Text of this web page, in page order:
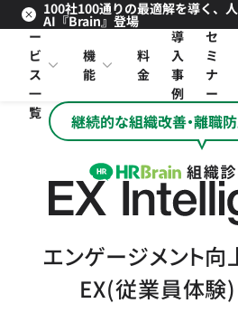
100社100通りの最適解を導く、
AI『Brain』登場
サ
ー
ビ
ス
一
覧
機
能
料
金
導
入
事
例
セ
ミ
ナ
ー
継続的な組織改善・離職
エンゲージメント
EX(従業員体験